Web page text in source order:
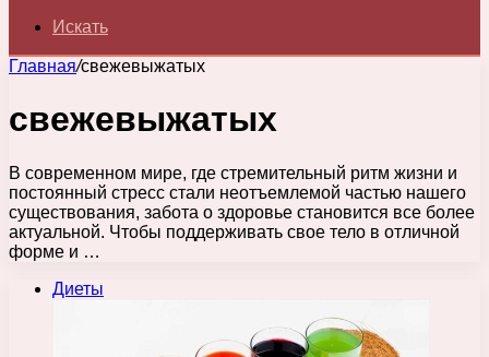
Искать
Главная/свежевыжатых
свежевыжатых
В современном мире, где стремительный ритм жизни и
постоянный стресс стали неотъемлемой частью нашего
существования, забота о здоровье становится все более
актуальной. Чтобы поддерживать свое тело в отличной
форме и …
Диеты